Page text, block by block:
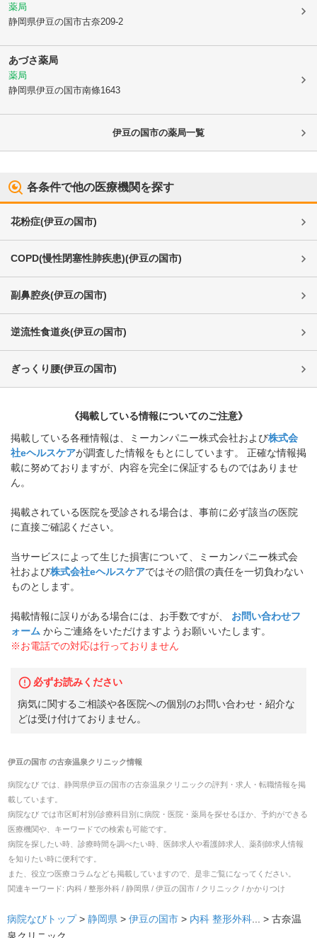
薬局
静岡県伊豆の国市古奈209-2
あづさ薬局
薬局
静岡県伊豆の国市南條1643
伊豆の国市の薬局一覧
各条件で他の医療機関を探す
花粉症(伊豆の国市)
COPD(慢性閉塞性肺疾患)(伊豆の国市)
副鼻腔炎(伊豆の国市)
逆流性食道炎(伊豆の国市)
ぎっくり腰(伊豆の国市)
《掲載している情報についてのご注意》
掲載している各種情報は、ミーカンパニー株式会社および株式会
社eヘルスケアが調査した情報をもとにしています。 正確な情報掲
載に努めておりますが、内容を完全に保証するものではありませ
ん。
掲載されている医院を受診される場合は、事前に必ず該当の医院
に直接ご確認ください。
当サービスによって生じた損害について、ミーカンパニー株式会
社および株式会社eヘルスケアではその賠償の責任を一切負わない
ものとします。
掲載情報に誤りがある場合には、お手数ですが、
お問い合わせフ
ォーム からご連絡をいただけますようお願いいたします。
※お電話での対応は行っておりません
必ずお読みください
病気に関するご相談や各医院への個別のお問い合わせ・紹介な
どは受け付けておりません。
伊豆の国市の古奈温泉クリニック情報
病院なび では、 静岡県伊豆の国市の古奈温泉クリニックの評判・求人・転職情報を掲
載しています。
病院なび では市区町村別/診療科目別に病院・医院・薬局を探せるほか、予約ができる
医療機関や、キーワードでの検索も可能です。
病院を探したい時、診療時間を調べたい時、医師求人や看護師求人、薬剤師求人情報
を知りたい時に便利です。
また、役立つ医療コラムなども掲載していますので、是非ご覧になってください。
関連キーワード: 内科 / 整形外科 / 静岡県 / 伊豆の国市 / クリニック / かかりつけ
病院なびトップ> 静岡県 > 伊豆の国市 > 内科 整形外科 ... > 古奈温